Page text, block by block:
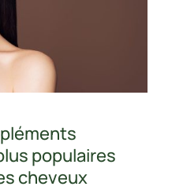
populaires
cheveux